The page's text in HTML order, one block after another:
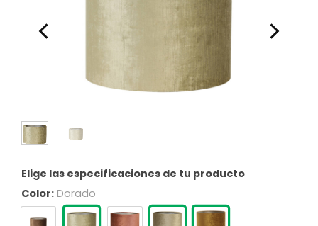
Elige las especificaciones de tu producto
Color: Dorado